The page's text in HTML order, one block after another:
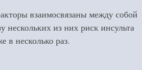
взаимосвязаны между собой
нескольких из них риск инсульта
в несколько раз.